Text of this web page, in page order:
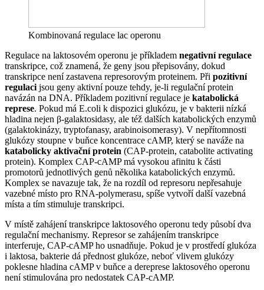
Kombinovaná regulace lac operonu
Regulace na laktosovém operonu je příkladem negativní regulace
transkripce, což znamená, že geny jsou přepisovány, dokud
transkripce není zastavena represorovým proteinem. Při pozitivní
regulaci jsou geny aktivní pouze tehdy, je-li regulační protein
navázán na DNA. Příkladem pozitivní regulace je katabolická
represe. Pokud má E.coli k dispozici glukózu, je v bakterii nízká
hladina nejen β-galaktosidasy, ale též dalších katabolických enzymů
(galaktokinázy, tryptofanasy, arabinoisomerasy). V nepřítomnosti
glukózy stoupne v buňce koncentrace cAMP, který se naváže na
katabolicky aktivační protein (CAP-protein, catabolite activating
protein). Komplex CAP-cAMP má vysokou afinitu k části
promotorů jednotlivých genů několika katabolických enzymů.
Komplex se navazuje tak, že na rozdíl od represoru nepřesahuje
vazebné místo pro RNA-polymerasu, spíše vytvoří další vazebná
místa a tím stimuluje transkripci.
V místě zahájení transkripce laktosového operonu tedy působí dva
regulační mechanismy. Represor se zahájením transkripce
interferuje, CAP-cAMP ho usnadňuje. Pokud je v prostředí glukóza
i laktosa, bakterie dá přednost glukóze, neboť vlivem glukózy
poklesne hladina cAMP v buňce a dereprese laktosového operonu
není stimulována pro nedostatek CAP-cAMP.